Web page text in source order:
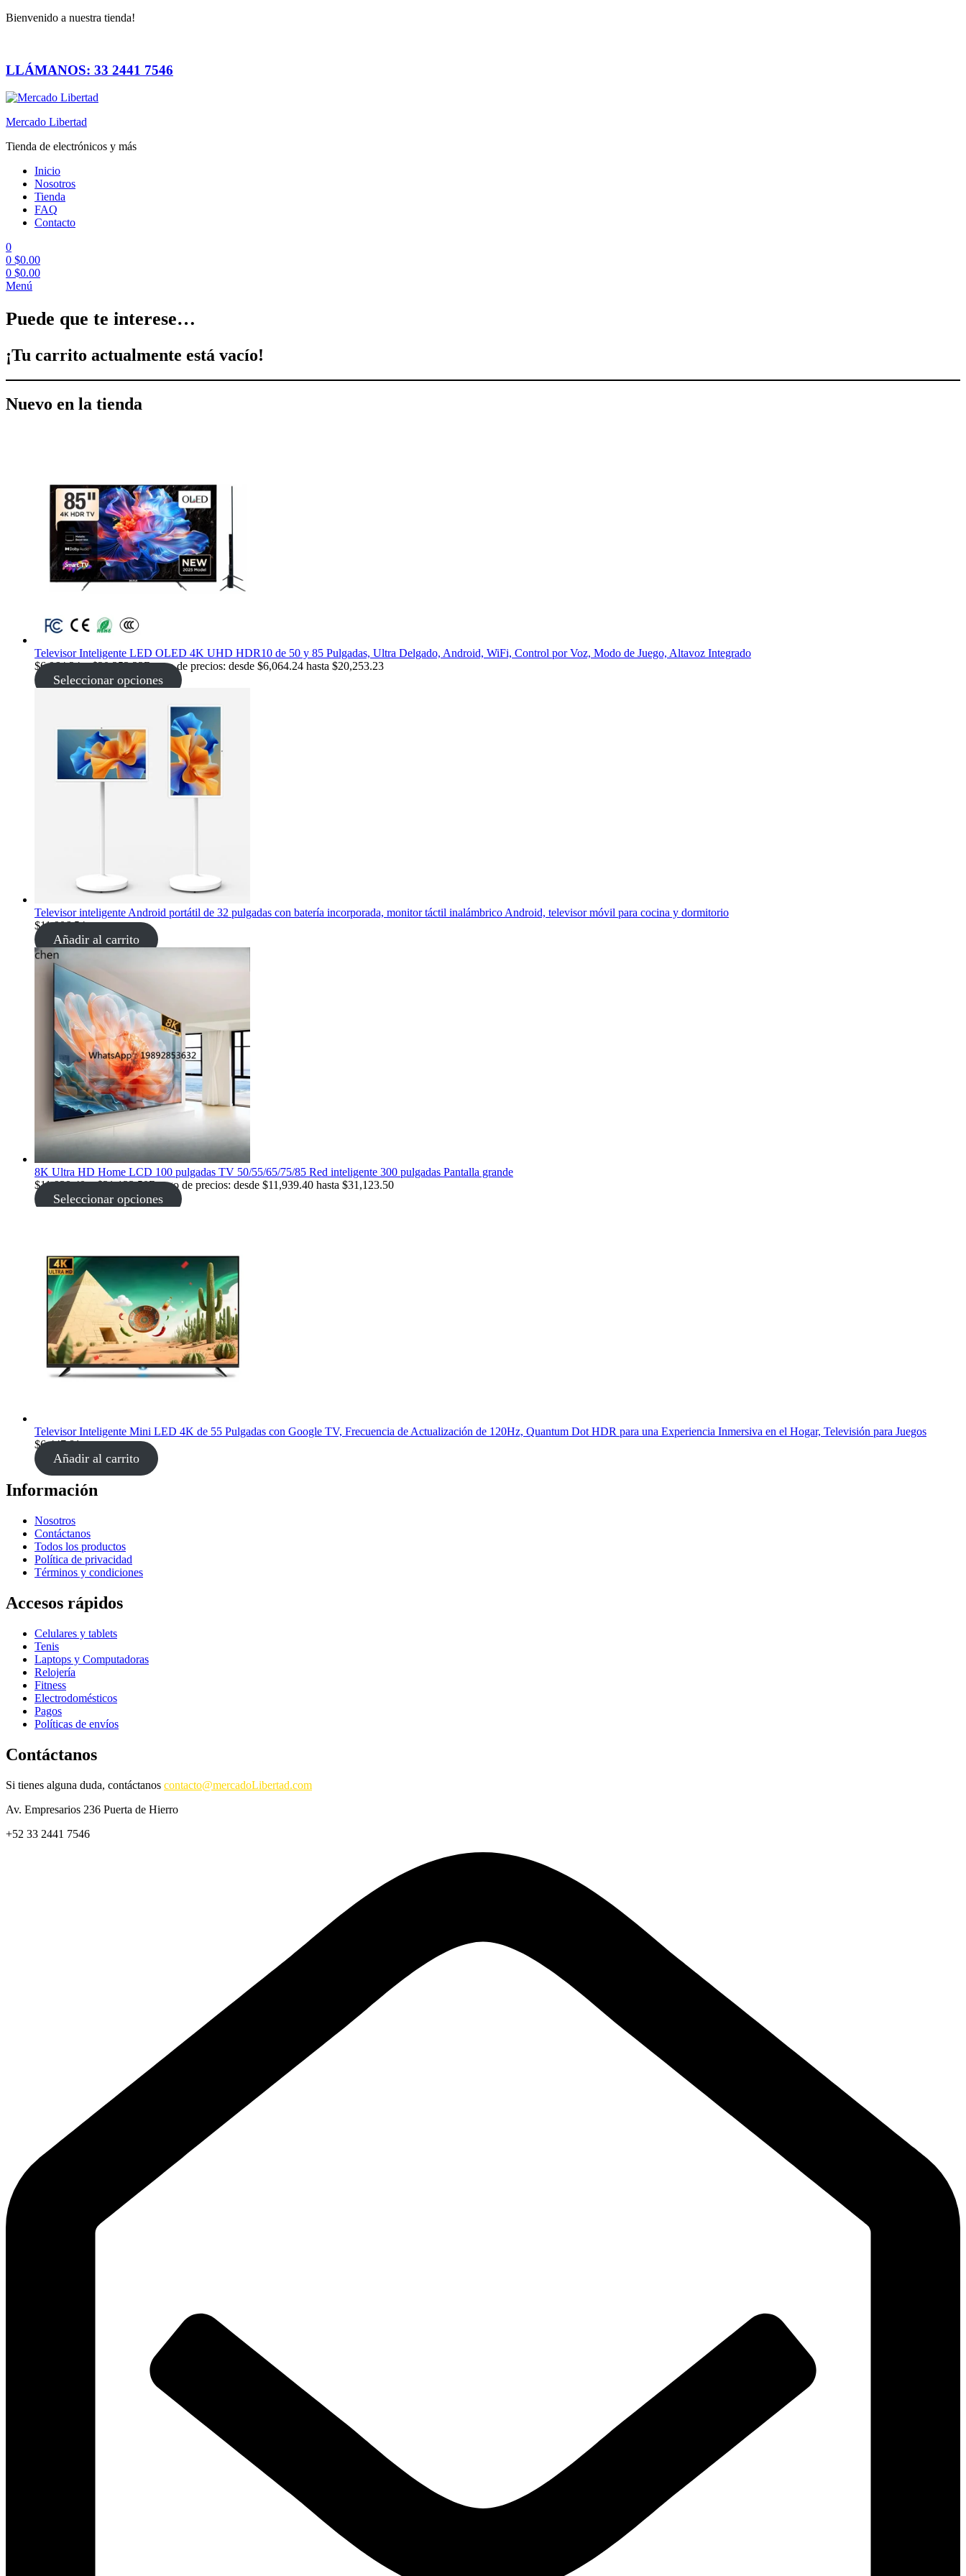
Bienvenido a nuestra tienda!
LLÁMANOS: 33 2441 7546
Mercado Libertad
Tienda de electrónicos y más
Inicio
Nosotros
Tienda
FAQ
Contacto
0
0 $0.00
0 $0.00
Menú
Puede que te interese…
¡Tu carrito actualmente está vacío!
Nuevo en la tienda
Televisor Inteligente LED OLED 4K UHD HDR10 de 50 y 85 Pulgadas, Ultra Delgado, Android, WiFi, Control por Voz, Modo de Juego, Altavoz Integrado
$6,064.24 – $20,253.23Rango de precios: desde $6,064.24 hasta $20,253.23
Seleccionar opciones
Televisor inteligente Android portátil de 32 pulgadas con batería incorporada, monitor táctil inalámbrico Android, televisor móvil para cocina y dormitorio
$11,906.54
Añadir al carrito
8K Ultra HD Home LCD 100 pulgadas TV 50/55/65/75/85 Red inteligente 300 pulgadas Pantalla grande
$11,939.40 – $31,123.50Rango de precios: desde $11,939.40 hasta $31,123.50
Seleccionar opciones
Televisor Inteligente Mini LED 4K de 55 Pulgadas con Google TV, Frecuencia de Actualización de 120Hz, Quantum Dot HDR para una Experiencia Inmersiva en el Hogar, Televisión para Juegos
$6,447.81
Añadir al carrito
Información
Nosotros
Contáctanos
Todos los productos
Política de privacidad
Términos y condiciones
Accesos rápidos
Celulares y tablets
Tenis
Laptops y Computadoras
Relojería
Fitness
Electrodomésticos
Pagos
Políticas de envíos
Contáctanos
Si tienes alguna duda, contáctanos contacto@mercadoLibertad.com
Av. Empresarios 236 Puerta de Hierro
+52 33 2441 7546